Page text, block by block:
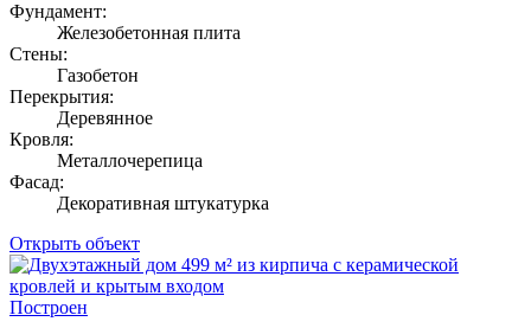
Фундамент:
Железобетонная плита
Стены:
Газобетон
Перекрытия:
Деревянное
Кровля:
Металлочерепица
Фасад:
Декоративная штукатурка
Открыть объект
Построен